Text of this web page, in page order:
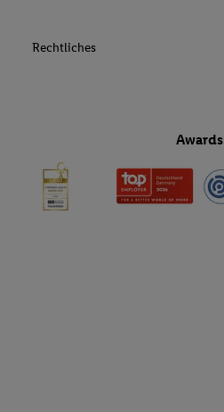
Rechtliches
Awards